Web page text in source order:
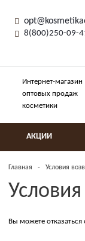
8(800)250-09-
Интернет-магазин
оптовых продаж
косметики
АКЦИИ
Главная - Условия
Вы можете